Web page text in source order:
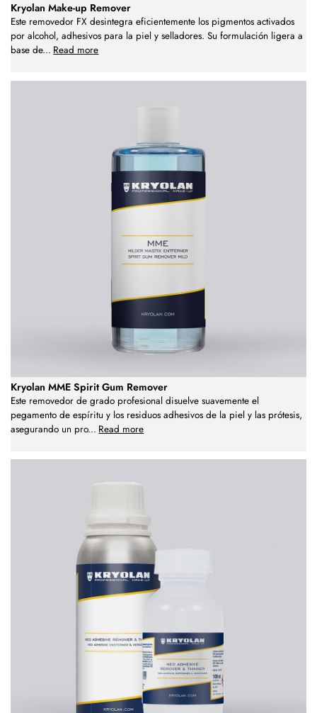
Kryolan Make-up Remover
Este removedor FX desintegra eficientemente los pigmentos activados
por alcohol, adhesivos para la piel y selladores. Su formulación ligera a
base de... Read more
Kryolan MME Spirit Gum Remover
Este removedor de grado profesional disuelve suavemente el
pegamento de espíritu y los residuos adhesivos de la piel y las prótesis,
asegurando un pro... Read more